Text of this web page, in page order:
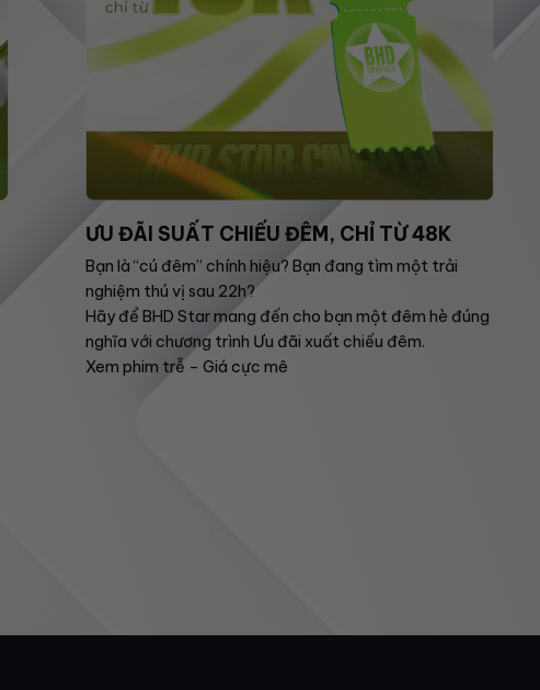
ƯU ĐÃI SUẤT CHIẾU ĐÊM, CHỈ TỪ 48K
Bạn là “cú đêm” chính hiệu? Bạn đang tìm một trải
nghiệm thú vị sau 22h?
Hãy để BHD Star mang đến cho bạn một đêm hè đúng
nghĩa với chương trình Ưu đãi xuất chiếu đêm.
Xem phim trễ – Giá cực mê